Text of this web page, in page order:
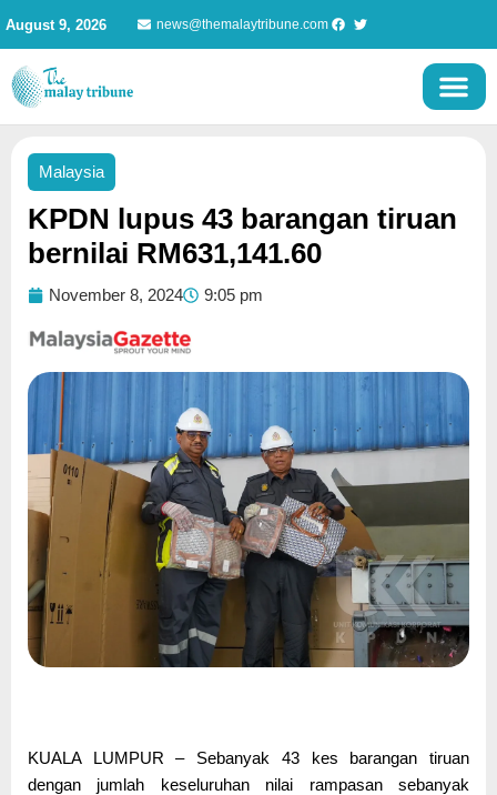
content
August 9, 2026 news@themalaytribune.com
Malaysia
KPDN lupus 43 barangan tiruan
bernilai RM631,141.60
November 8, 2024 9:05 pm
KUALA LUMPUR – Sebanyak 43 kes barangan tiruan
dengan jumlah keseluruhan nilai rampasan sebanyak